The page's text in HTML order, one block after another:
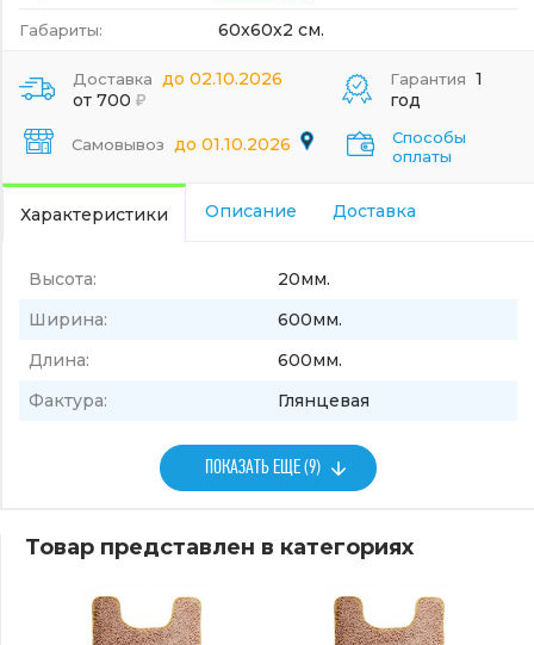
Габариты: 60x60x2 см.
Доставка до 02.10.2026
от 700
Самовывоз до 01.10.2026
Гарантия 1
год
Способы
оплаты
Характеристики Описание Доставка
Высота:
20мм.
Ширина:
600мм.
Длина:
600мм.
Фактура:
Глянцевая
ПОКАЗАТЬ ЕЩЕ (9)
Товар представлен в категориях